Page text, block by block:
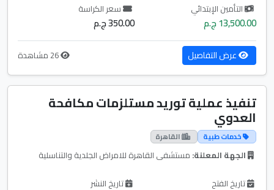
التأمين الإبتدائي
13,500.00 ج.م
سعر الكراسة
350.00 ج.م
عرض التفاصيل
تنفيذ عملية توريد مستلزمات مكافحة
العدوي
خدمات طبية القاهرة
الجهة المعلنة: مستشفى القاهرة للامراض الجلدية والتناسلية
تاريخ الفتح
تاريخ النشر